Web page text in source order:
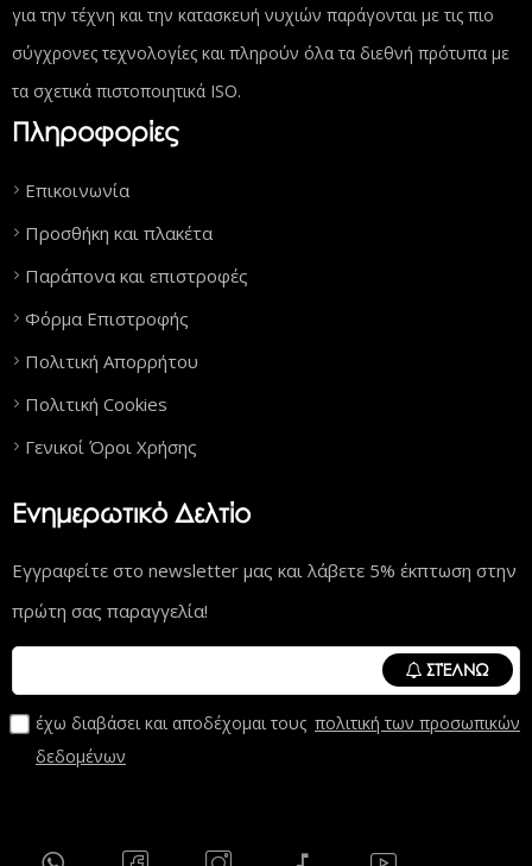
για την τέχνη και την κατασκευή νυχιών παράγονται με τις πιο
σύγχρονες τεχνολογίες και πληρούν όλα τα διεθνή πρότυπα με
τα σχετικά πιστοποιητικά ISO.
Πληροφορίες
Επικοινωνία
Προσθήκη και πλακέτα
Παράπονα και επιστροφές
Φόρμα Επιστροφής
Πολιτική Απορρήτου
Πολιτική Cookies
Γενικοί Όροι Χρήσης
Ενημερωτικό Δελτίο
Εγγραφείτε στο newsletter μας και λάβετε 5% έκπτωση στην
πρώτη σας παραγγελία!
ΣΤΈΛΝΩ
έχω διαβάσει και αποδέχομαι τους πολιτική των προσωπικών
δεδομένων